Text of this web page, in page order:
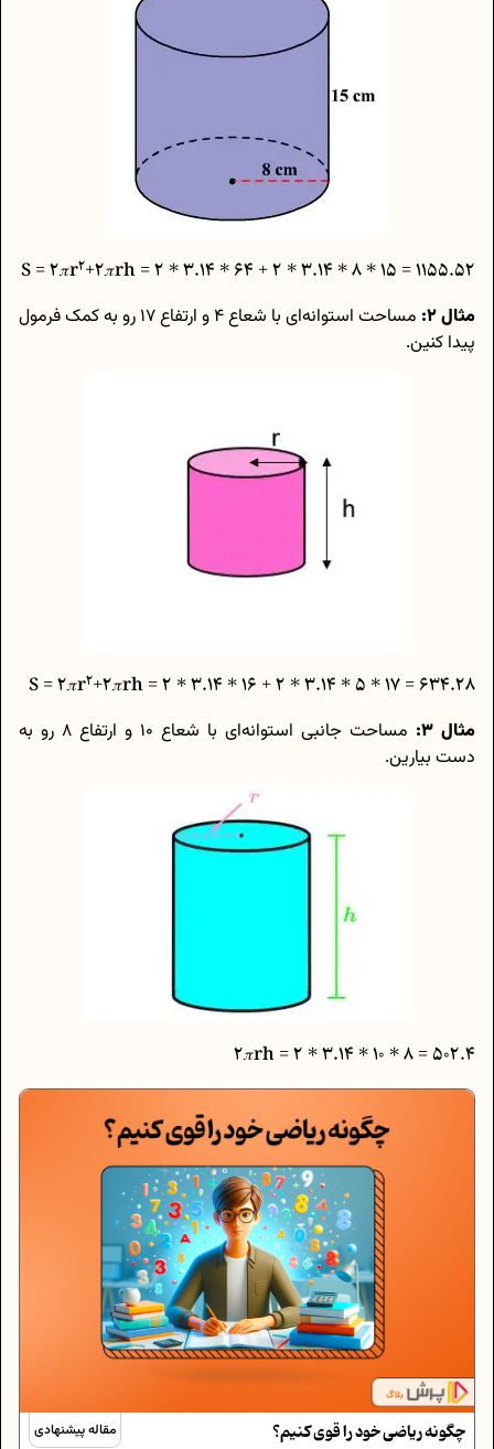
1155.52 = 15 * 8 * 3.14 * 2 + 64 * 3.14 * 2 = S = 2𝜋r
2+2𝜋rh
مثال 2:
مساحت استوانه‌ای با شعاع 4 و ارتفاع 17 رو به کمک فرمول
پیدا کنین.
634.28 = 17 * 5 * 3.14 * 2 + 16 * 3.14 * 2 = S = 2𝜋r
2+2𝜋rh
مثال 3:
مساحت جانبی استوانه‌ای با شعاع 10 و ارتفاع 8 رو به
دست بیارین.
502.4 = 8 * 10 * 3.14 * 2 = 2𝜋rh
مقاله پیشنهادی چگونه ریاضی خود را قوی کنیم؟